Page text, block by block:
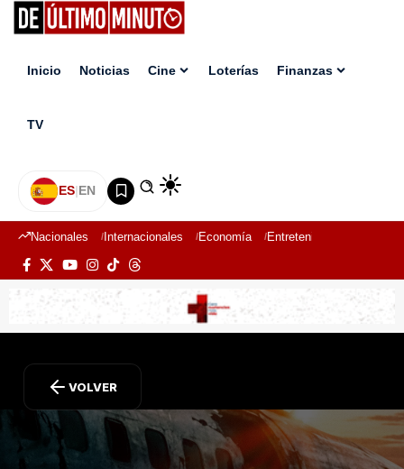
Inicio Noticias Cine Loterías Finanzas
TV
ES|EN
Nacionales Internacionales Economía Entretenimiento
VOLVER